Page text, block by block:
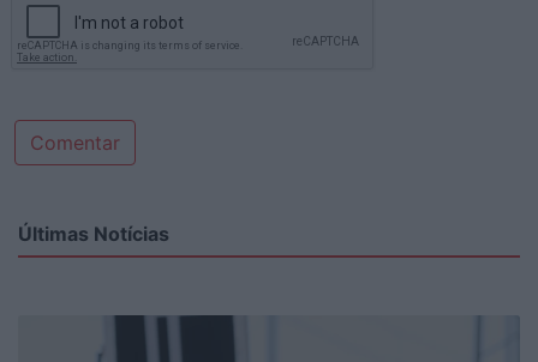
Comentar
Últimas Notícias